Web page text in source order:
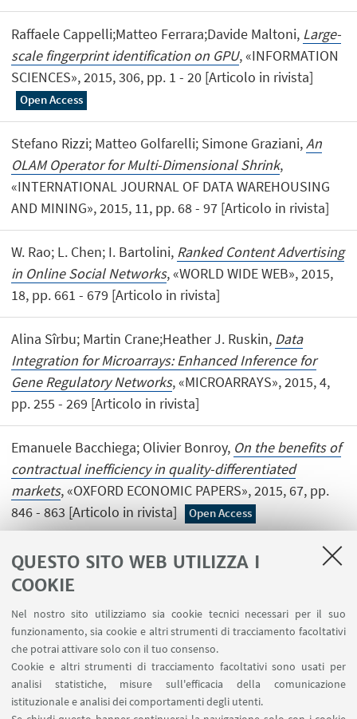
QUESTO SITO WEB UTILIZZA I
COOKIE
Nel nostro sito utilizziamo sia cookie tecnici necessari per il suo
funzionamento, sia cookie e altri strumenti di tracciamento facoltativi
che potrai attivare solo con il tuo consenso.
Cookie e altri strumenti di tracciamento facoltativi sono usati per
analisi statistiche, misure sull'efficacia della comunicazione
istituzionale e analisi dei comportamenti degli utenti.
Raffaele Cappelli;Matteo Ferrara;Davide Maltoni, Large-
scale fingerprint identification on GPU, «INFORMATION
SCIENCES», 2015, 306, pp. 1 - 20 [Articolo in rivista]
Open Access
Stefano Rizzi; Matteo Golfarelli; Simone Graziani,An
OLAM Operator for Multi-Dimensional Shrink,
«INTERNATIONAL JOURNAL OF DATA WAREHOUSING
AND MINING», 2015, 11, pp. 68 - 97 [Articolo in rivista]
W. Rao; L. Chen; I. Bartolini, Ranked Content Advertising
in Online Social Networks, «WORLD WIDE WEB», 2015,
18, pp. 661 - 679 [Articolo in rivista]
Alina Sîrbu; Martin Crane;Heather J. Ruskin, Data
Integration for Microarrays: Enhanced Inference for
Gene Regulatory Networks, «MICROARRAYS», 2015, 4,
pp. 255 - 269 [Articolo in rivista]
Emanuele Bacchiega; Olivier Bonroy, On the benefits of
contractual inefficiency in quality-differentiated
markets, «OXFORD ECONOMIC PAPERS», 2015, 67, pp.
846 - 863 [Articolo in rivista]
Open Access
LINK UTILI